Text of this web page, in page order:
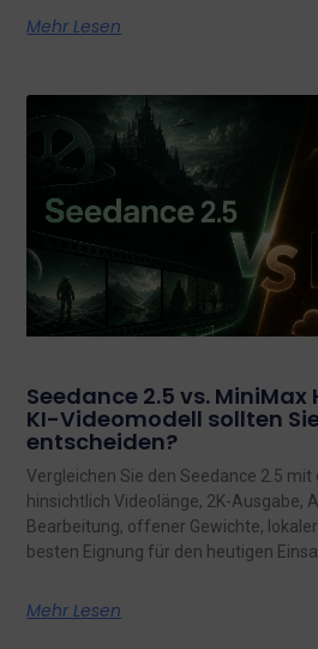
Mehr Lesen
Seedance 2.5 vs. MiniMax
KI-Videomodell sollten
entscheiden?
Vergleichen Sie den Seedance 2.5 mit
hinsichtlich Videolänge, 2K-Ausgabe,
Bearbeitung, offener Gewichte,
besten Eignung für den heutigen
Mehr Lesen